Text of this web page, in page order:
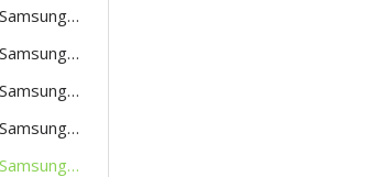
Folie Protectie Samsung S25
Folie Protectie Samsung S25 Plus
Folie Protectie Samsung S25 Ultra
Folie Protectie Samsung Z Flip 4 -5g
Folie Protectie Samsung Z Flip 5 -5g